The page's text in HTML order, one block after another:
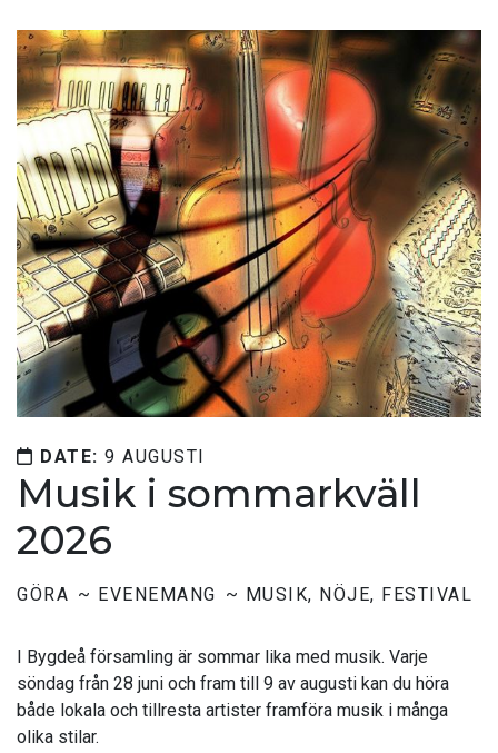
DATE: 9 AUGUSTI
Musik i sommarkväll
2026
GÖRA EVENEMANG MUSIK, NÖJE, FESTIVAL
I Bygdeå församling är sommar lika med musik. Varje
söndag från 28 juni och fram till 9 av augusti kan du höra
både lokala och tillresta artister framföra musik i många
olika stilar.